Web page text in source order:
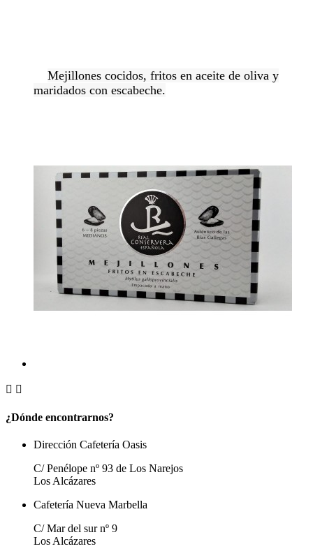
Mejillones cocidos, fritos en aceite de oliva y
maridados con escabeche.
 
¿Dónde encontrarnos?
Dirección Cafetería Oasis
C/ Penélope nº 93 de Los Narejos
Los Alcázares
Cafetería Nueva Marbella
C/ Mar del sur nº 9
Los Alcázares